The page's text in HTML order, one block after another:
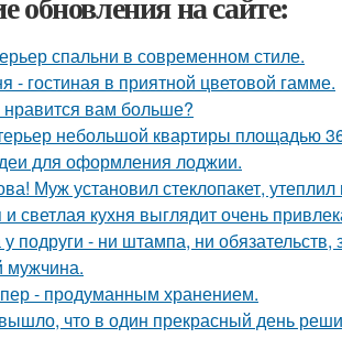
спальни в современном стиле.
- гостиная в приятной цветовой гамме.
нравится вам больше?
небольшой квартиры площадью
для оформления лоджии.
Муж установил стеклопакет,
светлая кухня выглядит очень
подруги - ни штампа, ни
мужчина.
- продуманным хранением.
что в один прекрасный день